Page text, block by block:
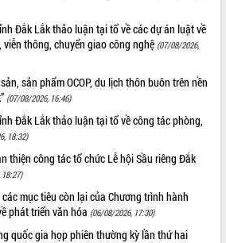
trong
quy
sát
gói
các
xúc
thích
khẩu
Nam đột
Đắk Lắk thảo luận tại tổ về các dự án luật về
thông, chuyển giao công nghệ (07/08/2026,
sản phẩm OCOP, du lịch thôn buôn trên nền
(07/08/2026, 16:46)
Đắk Lắk thảo luận tại tổ về công tác phòng,
18:32)
thiện công tác tổ chức Lễ hội Sầu riêng Đắk
mục tiêu còn lại của Chương trình hành
phát triển văn hóa (06/08/2026, 17:30)
quốc gia họp phiên thường kỳ lần thứ hai